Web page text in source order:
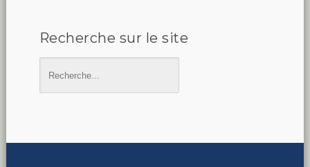
Recherche sur le site